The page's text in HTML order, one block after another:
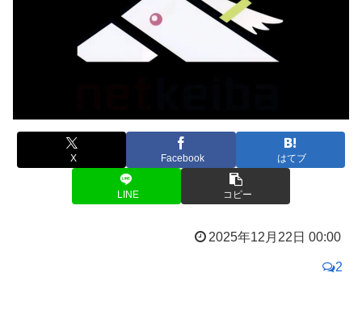
X Facebook はてブ
LINE コピー
2025年12月22日 00:00
2